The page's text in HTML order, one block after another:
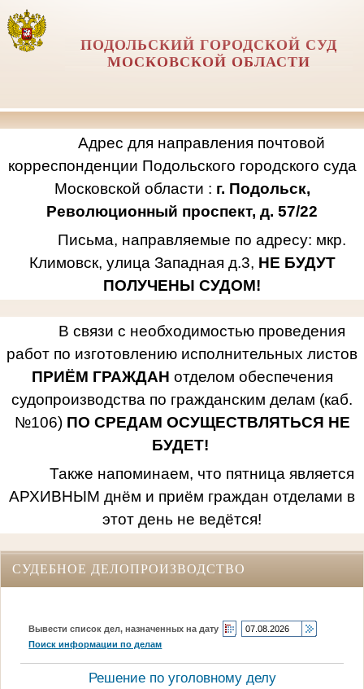
ПОДОЛЬСКИЙ ГОРОДСКОЙ СУД
МОСКОВСКОЙ ОБЛАСТИ
Адрес для направления почтовой
корреспонденции Подольского городского суда
Московской области : г. Подольск,
Революционный проспект, д. 57/22
Письма, направляемые по адресу: мкр.
Климовск, улица Западная д.3, НЕ БУДУТ
ПОЛУЧЕНЫ СУДОМ!
В связи с необходимостью проведения
работ по изготовлению исполнительных листов
ПРИЁМ ГРАЖДАН отделом обеспечения
судопроизводства по гражданским делам (каб.
№106) ПО СРЕДАМ ОСУЩЕСТВЛЯТЬСЯ НЕ
БУДЕТ!
Также напоминаем, что пятница является
АРХИВНЫМ днём и приём граждан отделами в
этот день не ведётся!
СУДЕБНОЕ ДЕЛОПРОИЗВОДСТВО
Вывести список дел, назначенных на дату
Поиск информации по делам
Решение по уголовному делу